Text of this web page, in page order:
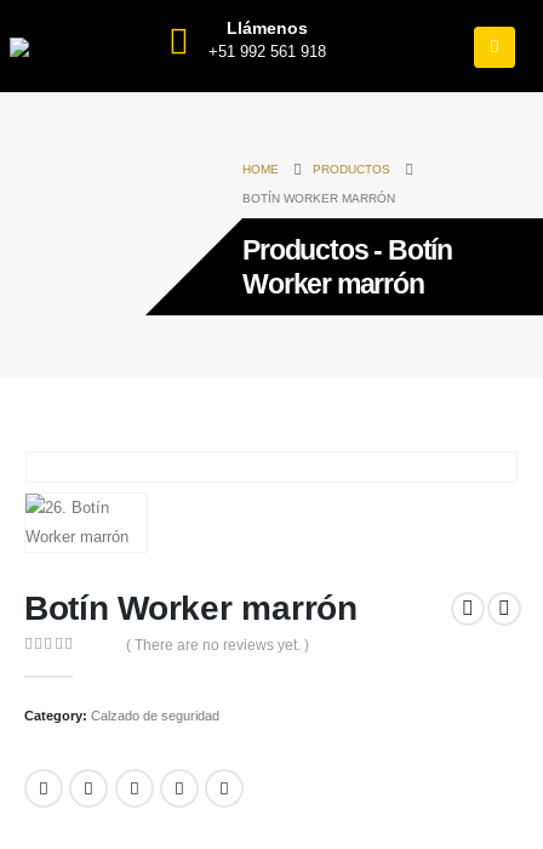
Llámenos
+51 992 561 918
HOME PRODUCTOS
BOTÍN WORKER MARRÓN
Productos - Botín
Worker marrón
Botín Worker marrón
( There are no reviews yet. )
Category: Calzado de seguridad